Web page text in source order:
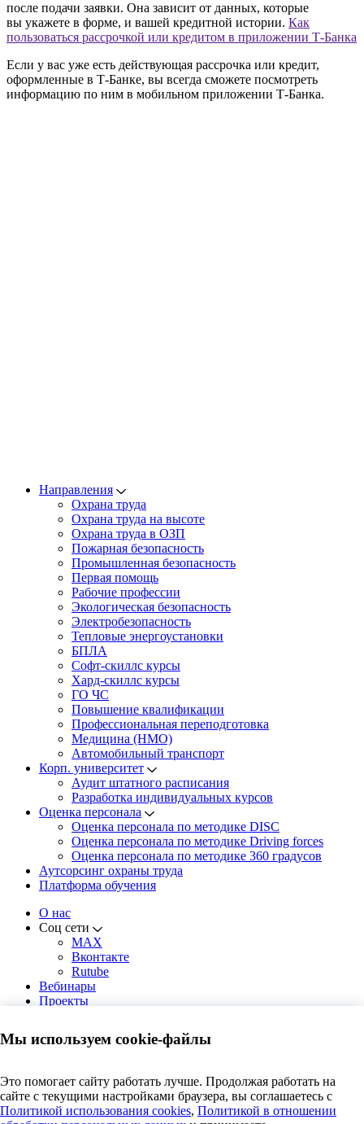
после подачи заявки. Она зависит от данных, которые
вы укажете в форме, и вашей кредитной истории. Как
пользоваться рассрочкой или кредитом в приложении Т‑Банка
Если у вас уже есть действующая рассрочка или кредит,
оформленные в Т‑Банке, вы всегда сможете посмотреть
информацию по ним в мобильном приложении Т‑Банка.
Направления
Охрана труда
Охрана труда на высоте
Охрана труда в ОЗП
Пожарная безопасность
Промышленная безопасность
Первая помощь
Рабочие профессии
Экологическая безопасность
Электробезопасность
Тепловые энергоустановки
БПЛА
Софт-скиллс курсы
Хард-скиллс курсы
ГО ЧС
Повышение квалификации
Профессиональная переподготовка
Медицина (НМО)
Автомобильный транспорт
Корп. университет
Аудит штатного расписания
Разработка индивидуальных курсов
Оценка персонала
Оценка персонала по методике DISC
Оценка персонала по методике Driving forces
Оценка персонала по методике 360 градусов
Аутсорсинг охраны труда
Платформа обучения
О нас
Соц сети
MAX
Вконтакте
Rutube
Вебинары
Проекты
Контакты
8 этаж, офис 819 (БЦ Нагатинский)
Пн-Чт: 8:00 - 18:00 | Пт: 8:00 - 16:45
+ 7 495 609 63 69
Заказать звонок
Мы используем cookie-файлы
Это помогает сайту работать лучше. Продолжая работать на
сайте с текущими настройками браузера, вы соглашаетесь c
Политикой использования cookies, Политикой в отношении